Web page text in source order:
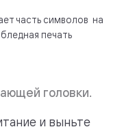
часть символов на
печать
головки.
и выньте